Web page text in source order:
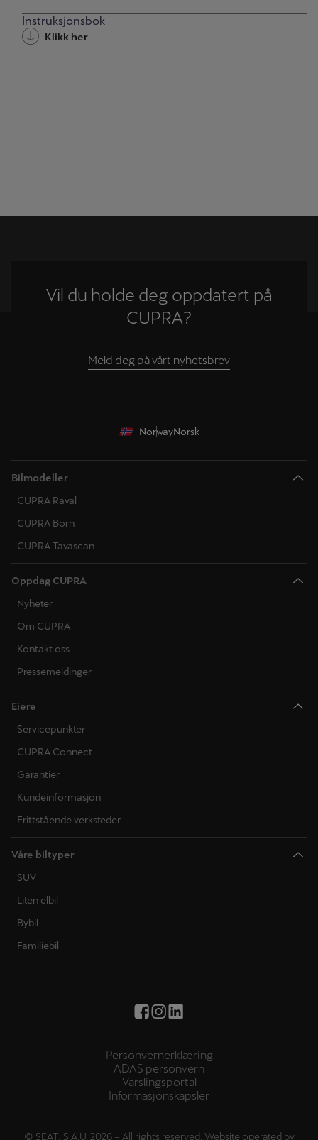
Instruksjonsbok
Klikk her
Vil du holde deg oppdatert på
CUPRA?
Meld deg på vårt nyhetsbrev
NorwayNorsk
Bilmodeller
CUPRA Raval
CUPRA Born
CUPRA Tavascan
Oppdag CUPRA
Nyheter
Om CUPRA
Kontakt oss
Pressemeldinger
Eiere
Servicepunkter
CUPRA Connect
Garantier
Kundeinformasjon
Frittstående verksteder
Våre biltyper
SUV
Liten elbil
Bybil
Familiebil
Personvernerklæring
ADAS personvern
Varslingsportal
Informasjonskapsler
© SEAT, S.A.U. 2026 – All rights reserved. Website operated by